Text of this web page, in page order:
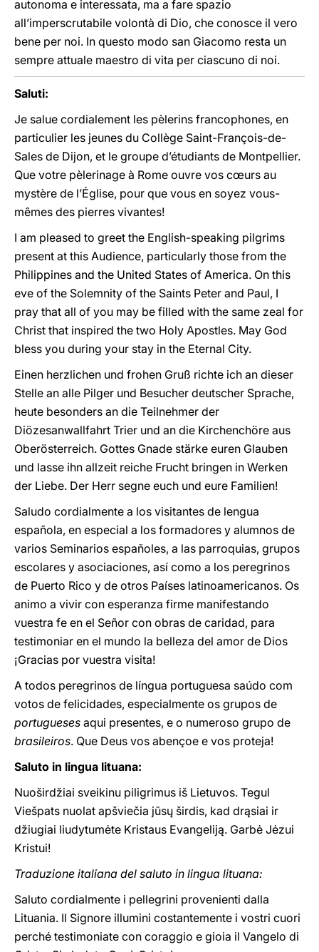
autonoma e interessata, ma a fare spazio
all’imperscrutabile volontà di Dio, che conosce il vero
bene per noi. In questo modo san Giacomo resta un
sempre attuale maestro di vita per ciascuno di noi.
Saluti:
Je salue cordialement les pèlerins francophones, en
particulier les jeunes du Collège Saint-François-de-
Sales de Dijon, et le groupe d’étudiants de Montpellier.
Que votre pèlerinage à Rome ouvre vos cœurs au
mystère de l’Église, pour que vous en soyez vous-
mêmes des pierres vivantes!
I am pleased to greet the English-speaking pilgrims
present at this Audience, particularly those from the
Philippines and the United States of America. On this
eve of the Solemnity of the Saints Peter and Paul, I
pray that all of you may be filled with the same zeal for
Christ that inspired the two Holy Apostles. May God
bless you during your stay in the Eternal City.
Einen herzlichen und frohen Gruß richte ich an dieser
Stelle an alle Pilger und Besucher deutscher Sprache,
heute besonders an die Teilnehmer der
Diözesanwallfahrt Trier und an die Kirchenchöre aus
Oberösterreich. Gottes Gnade stärke euren Glauben
und lasse ihn allzeit reiche Frucht bringen in Werken
der Liebe. Der Herr segne euch und eure Familien!
Saludo cordialmente a los visitantes de lengua
española, en especial a los formadores y alumnos de
varios Seminarios españoles, a las parroquias, grupos
escolares y asociaciones, así como a los peregrinos
de Puerto Rico y de otros Países latinoamericanos. Os
animo a vivir con esperanza firme manifestando
vuestra fe en el Señor con obras de caridad, para
testimoniar en el mundo la belleza del amor de Dios
¡Gracias por vuestra visita!
A todos peregrinos de língua portuguesa saúdo com
votos de felicidades, especialmente os grupos de
portugueses aqui presentes, e o numeroso grupo de
brasileiros. Que Deus vos abençoe e vos proteja!
Saluto in lingua lituana:
Nuoširdžiai sveikinu piligrimus iš Lietuvos. Tegul
Viešpats nuolat apšviečia jūsų širdis, kad drąsiai ir
džiugiai liudytumėte Kristaus Evangeliją. Garbė Jėzui
Kristui!
Traduzione italiana del saluto in lingua lituana:
Saluto cordialmente i pellegrini provenienti dalla
Lituania. Il Signore illumini costantemente i vostri cuori
perché testimoniate con coraggio e gioia il Vangelo di